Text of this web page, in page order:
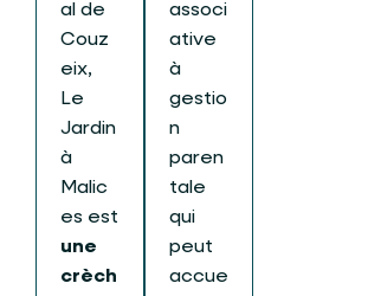
al de
Couz
eix,
Le
Jardin
à
Malic
es est
une
crèch
associ
ative
à
gestio
n
paren
tale
qui
peut
accue